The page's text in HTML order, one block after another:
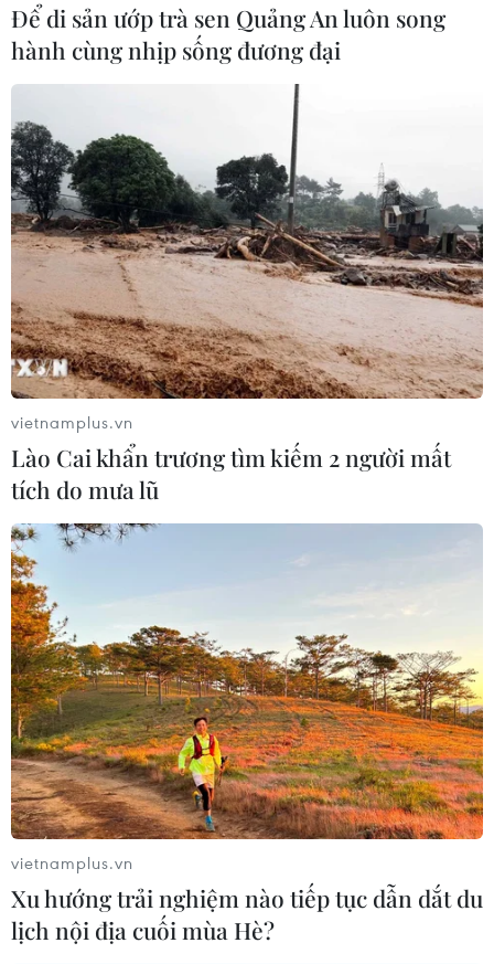
TIN CÙNG CHUYÊN MỤC
APEC 2027 mở ra vận hội
mới cho Phú Quốc
07/08/2026 04:43
Bảo tàng Cát Tottori của Nhật
Bản - nơi cát trở thành nghệ thuật
độc đáo
Để di sản ướp trà sen Quảng An luôn song
hành cùng nhịp sống đương đại
vietnamplus.vn
Lào Cai khẩn trương tìm kiếm 2 người mất
tích do mưa lũ
vietnamplus.vn
Xu hướng trải nghiệm nào tiếp tục dẫn dắt du
lịch nội địa cuối mùa Hè?